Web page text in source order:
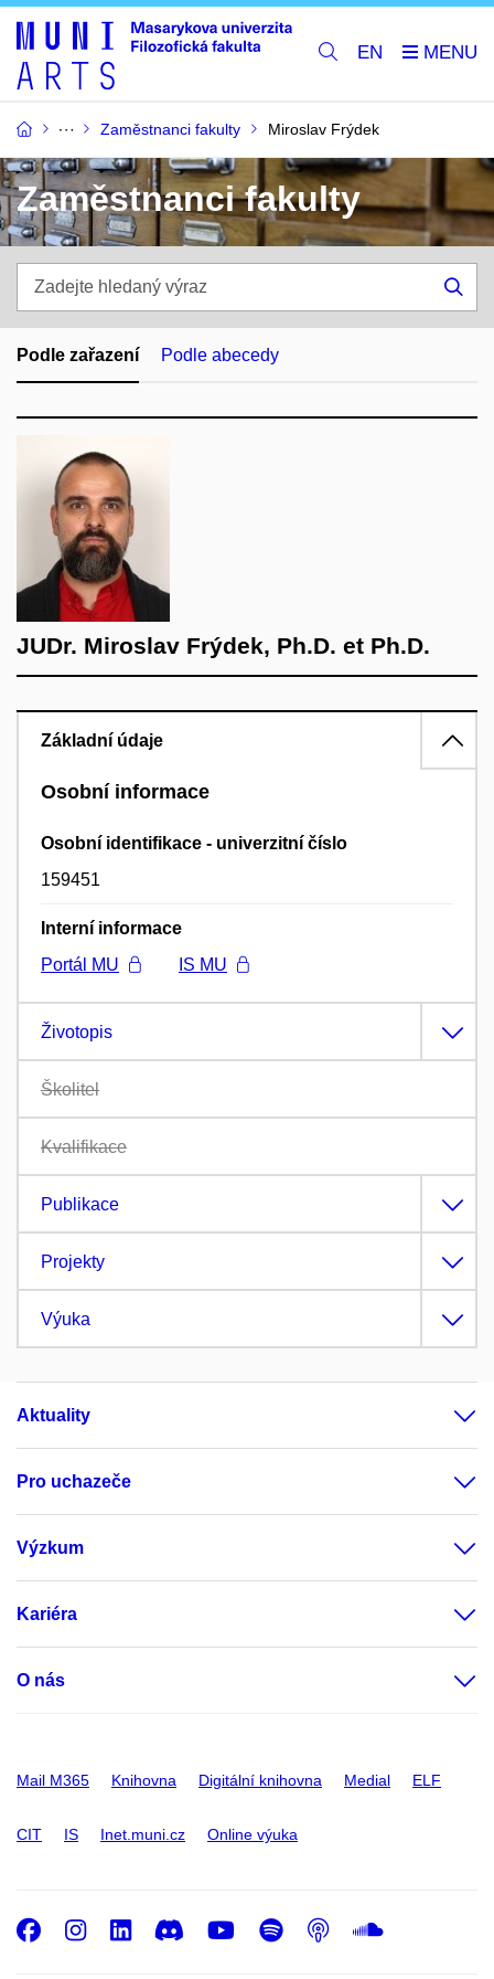
EN
Zaměstnanci fakulty Miroslav Frýdek
Zaměstnanci fakulty
hledaný
výraz
Podle zařazení Podle abecedy
JUDr. Miroslav Frýdek, Ph.D. et Ph.D.
Základní údaje
Osobní informace
Osobní identifikace - univerzitní číslo
159451
Interní informace
Portál MU
IS MU
Životopis
Školitel
Kvalifikace
Publikace
Projekty
Výuka
Aktuality
Pro uchazeče
Výzkum
Kariéra
O nás
Mail M365 Knihovna Digitální knihovna Medial ELF
CIT IS Inet.muni.cz Online výuka
Facebook
Instagram
LinkedIn
DiscordYoutube
Spotify
Podcast